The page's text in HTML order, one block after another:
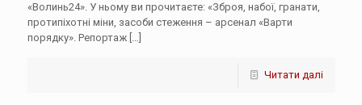
«Волинь24». У ньому ви прочитаєте: «Зброя, набої, гранати,
протипіхотні міни, засоби стеження – арсенал «Варти
порядку». Репортаж[…]
Читати далі